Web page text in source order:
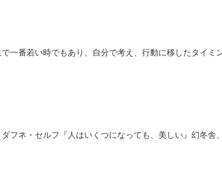
一番若い時でもあり、自分で考え、行動に移したタイミ
フネ・セルフ『人はいくつになっても、美しい』幻冬舎